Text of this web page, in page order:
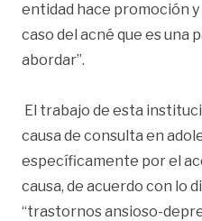
entidad hace promoción
caso del acné que es una
abordar”.
El trabajo de esta
causa de consulta en
específicamente por el
causa, de acuerdo con lo
“trastornos ansioso-